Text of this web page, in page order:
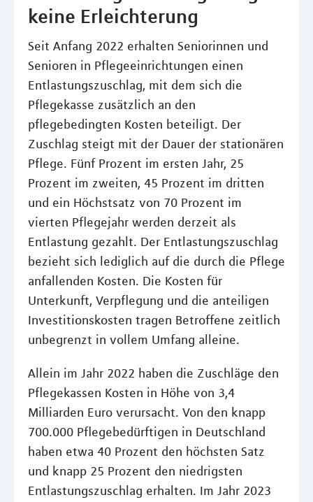
keine Erleichterung
Seit Anfang 2022 erhalten Seniorinnen und
Senioren in Pflegeeinrichtungen einen
Entlastungszuschlag, mit dem sich die
Pflegekasse zusätzlich an den
pflegebedingten Kosten beteiligt. Der
Zuschlag steigt mit der Dauer der stationären
Pflege. Fünf Prozent im ersten Jahr, 25
Prozent im zweiten, 45 Prozent im dritten
und ein Höchstsatz von 70 Prozent im
vierten Pflegejahr werden derzeit als
Entlastung gezahlt. Der Entlastungszuschlag
bezieht sich lediglich auf die durch die Pflege
anfallenden Kosten. Die Kosten für
Unterkunft, Verpflegung und die anteiligen
Investitionskosten tragen Betroffene zeitlich
unbegrenzt in vollem Umfang alleine.
Allein im Jahr 2022 haben die Zuschläge den
Pflegekassen Kosten in Höhe von 3,4
Milliarden Euro verursacht. Von den knapp
700.000 Pflegebedürftigen in Deutschland
haben etwa 40 Prozent den höchsten Satz
und knapp 25 Prozent den niedrigsten
Entlastungszuschlag erhalten. Im Jahr 2023